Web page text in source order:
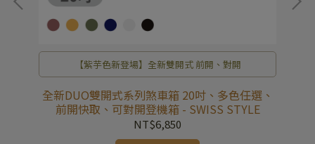
【紫芋色新登場】全新雙開式 前開、對開
全新DUO雙開式系列煞車箱 20吋、多色任選、
前開快取、可對開登機箱 - SWISS STYLE
NT$6,850